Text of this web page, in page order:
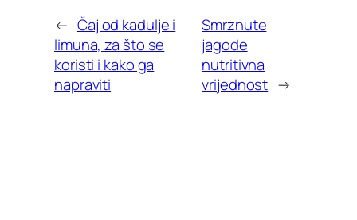
← Čaj od kadulje i
limuna, za što se
koristi i kako ga
napraviti
Smrznute
jagode
nutritivna
vrijednost →